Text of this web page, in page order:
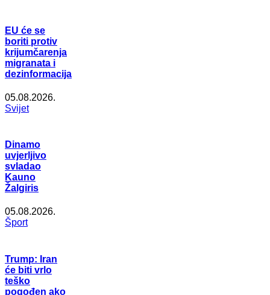
EU će se
boriti protiv
krijumčarenja
migranata i
dezinformacija
05.08.2026.
Svijet
Dinamo
uvjerljivo
svladao
Kauno
Žalgiris
05.08.2026.
Šport
Trump: Iran
će biti vrlo
teško
pogođen ako